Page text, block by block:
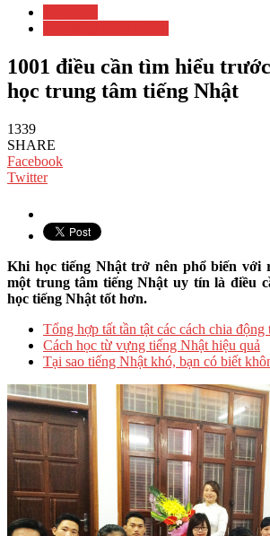
1001 điều cần tìm hiểu
học trung tâm tiếng Nhật
1339
SHARE
Facebook
Twitter
Khi học tiếng Nhật trở nên phổ biến với
một trung tâm tiếng Nhật uy tín là điều
học tiếng Nhật tốt hơn.
Tổng hợp tất tần tật các cách chia
Cách học từ vựng tiếng Nhật hiệu quả
Tại sao tiếng Nhật khó, bạn có biết